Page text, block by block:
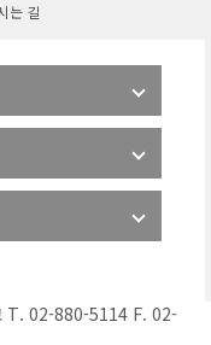
는 길
T. 02-880-5114 F. 02-